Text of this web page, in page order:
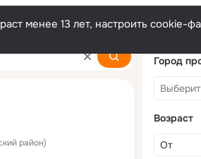
менее 13 лет, настроить cookie-
район)
Город
Возраст